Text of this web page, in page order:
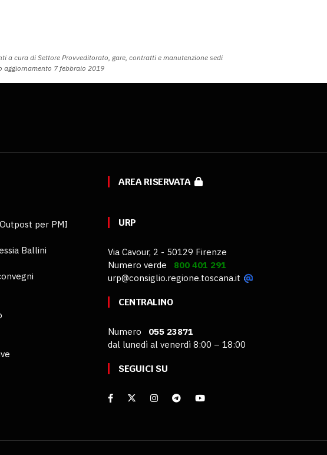
a cura di Settore Provveditorato, gare, contratti e manutenzione sedi
aggiornamento 7 febbraio 2019
per PMI
Ballini
AREA RISERVATA
URP
Via Cavour, 2 - 50129 Firenze
Numero verde 800 401 291
urp@consiglio.regione.toscana.it
CENTRALINO
Numero 055 23871
dal lunedì al venerdì 8:00 – 18:00
SEGUICI SU